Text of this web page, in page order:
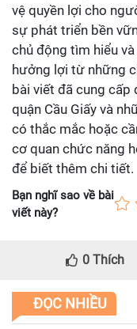
vệ quyền lợi cho
sự phát triển bền
chủ động tìm hiểu
hưởng lợi từ những
bài viết đã cung cấp
quận Cầu Giấy và
có thắc mắc hoặc
cơ quan chức năng
để biết thêm chi tiết.
Bạn nghĩ sao về bài
viết này?
0 Thích
ĐỌC NHIỀU